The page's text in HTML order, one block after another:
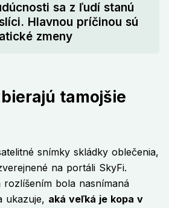
sa z ľudí stanú
Hlavnou príčinou sú
zmeny
tamojšie
snímky skládky oblečenia,
na portáli SkyFi.
bola nasnímaná
ukazuje, aká veľká je kopa v